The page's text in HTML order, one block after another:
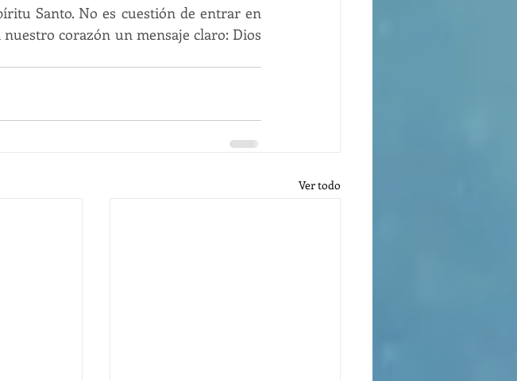
Santo. No es cuestión de entrar en
nuestro corazón un mensaje claro: Dios
Ver todo